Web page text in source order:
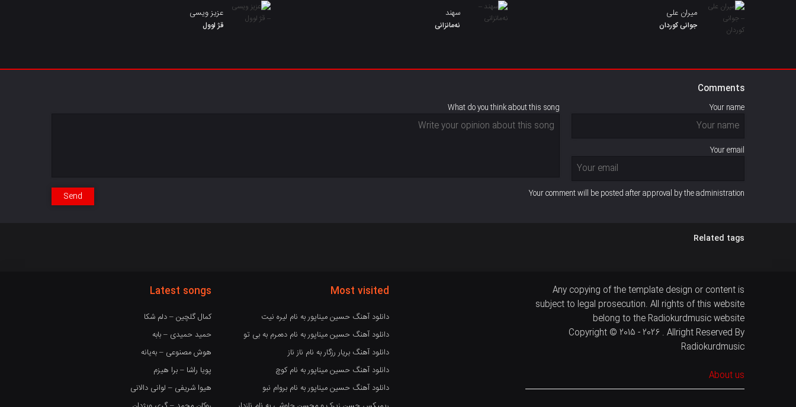
میران علی
جوانی کوردان
سهند
نەمانزانی
عزیز ویسی
قژ لوول
Comments
Your name
Your email
What do you think about this song
Your comment will be posted after approval by the administration
Send
Related tags
Any copying of the template design or content is
subject to legal prosecution. All rights of this website
belong to the Radiokurdmusic website
Copyright © 2015 - 2026 . Allright Reserved By
Radiokurdmusic
About us
Most visited
دانلود آهنگ حسین میناپور به نام لیره نیت
دانلود آهنگ حسین میناپور به نام دەمرم بە بی تو
دانلود آهنگ بریار رزگار به نام ناز ناز
دانلود آهنگ حسین میناپور به نام کوچ
دانلود آهنگ حسین میناپور به نام بروام نبو
Latest songs
کمال گلچین – دلم شکا
حمید حمیدی – بابه
هوش مصنوعی – بەیانە
پویا راشا – برا هیزم
هیوا شریفی – لوانی دالانی